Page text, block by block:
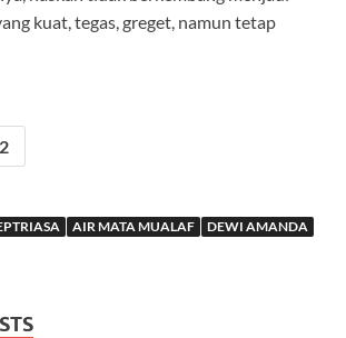
kuat, tegas, greget, namun tetap
2
AIR MATA MUALAF
DEWI AMANDA